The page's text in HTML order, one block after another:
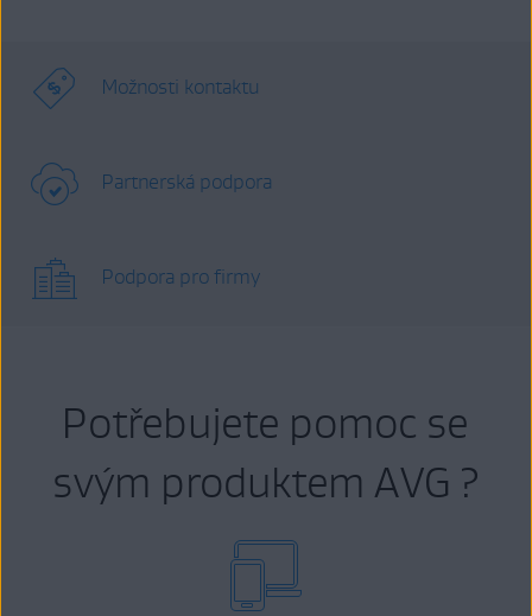
Možnosti kontaktu
Partnerská podpora
Podpora pro firmy
Potřebujete pomoc se
svým produktem AVG ?